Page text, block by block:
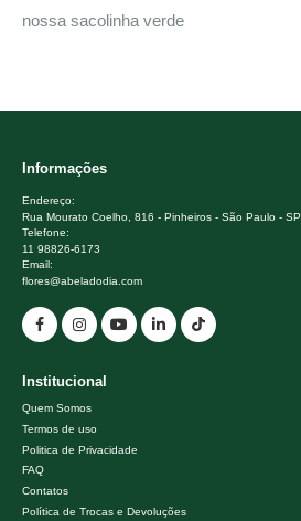
nossa sacolinha verde
Informações
Endereço:
Rua Mourato Coelho, 816 - Pinheiros - São Paulo - SP
Telefone:
11 98826-6173
Email:
flores@abeladodia.com
Institucional
Quem Somos
Termos de uso
Politica de Privacidade
FAQ
Contatos
Política de Trocas e Devoluções